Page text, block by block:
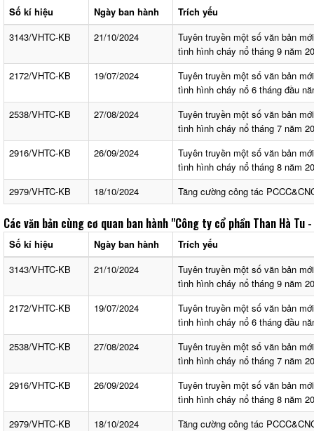
Số kí hiệu Ngày ban hành
Trích yếu
3143/VHTC-KB
21/10/2024
Tuyên truyền một số văn bản
tình hình cháy nổ tháng 9 năm
2172/VHTC-KB
19/07/2024
Tuyên truyền một số văn bản
tình hình cháy nổ 6 tháng đầu
2538/VHTC-KB
27/08/2024
Tuyên truyền một số văn bản
tình hình cháy nổ tháng 7 năm
2916/VHTC-KB
26/09/2024
Tuyên truyền một số văn bản
tình hình cháy nổ tháng 8 năm
2979/VHTC-KB
18/10/2024 Tăng cường công tác
Các văn bản cùng cơ quan ban hành "Công ty cổ phần Than Hà Tu
Số kí hiệu Ngày ban hành
Trích yếu
3143/VHTC-KB
21/10/2024
Tuyên truyền một số văn bản
tình hình cháy nổ tháng 9 năm
2172/VHTC-KB
19/07/2024
Tuyên truyền một số văn bản
tình hình cháy nổ 6 tháng đầu
2538/VHTC-KB
27/08/2024
Tuyên truyền một số văn bản
tình hình cháy nổ tháng 7 năm
2916/VHTC-KB
26/09/2024
Tuyên truyền một số văn bản
tình hình cháy nổ tháng 8 năm
2979/VHTC-KB
18/10/2024 Tăng cường công tác